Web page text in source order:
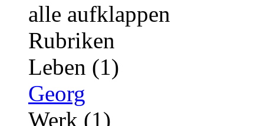
alle aufklappen
Rubriken
Leben (1)
Georg
Werk (1)